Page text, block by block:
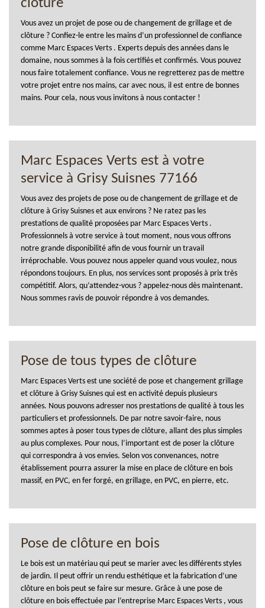
clôture
Vous avez un projet de pose ou de changement de grillage et de
clôture ? Confiez-le entre les mains d’un professionnel de confiance
comme Marc Espaces Verts . Experts depuis des années dans le
domaine, nous sommes à la fois certifiés et confirmés. Vous pouvez
nous faire totalement confiance. Vous ne regretterez pas de mettre
votre projet entre nos mains, car avec nous, il est entre de bonnes
mains. Pour cela, nous vous invitons à nous contacter !
Marc Espaces Verts est à votre
service à Grisy Suisnes 77166
Vous avez des projets de pose ou de changement de grillage et de
clôture à Grisy Suisnes et aux environs ? Ne ratez pas les
prestations de qualité proposées par Marc Espaces Verts .
Professionnels à votre service à tout moment, nous vous offrons
notre grande disponibilité afin de vous fournir un travail
irréprochable. Vous pouvez nous appeler quand vous voulez, nous
répondons toujours. En plus, nos services sont proposés à prix très
compétitif. Alors, qu’attendez-vous ? appelez-nous dès maintenant.
Nous sommes ravis de pouvoir répondre à vos demandes.
Pose de tous types de clôture
Marc Espaces Verts est une société de pose et changement grillage
et clôture à Grisy Suisnes qui est en activité depuis plusieurs
années. Nous pouvons adresser nos prestations de qualité à tous les
particuliers et professionnels. De par notre savoir-faire, nous
sommes aptes à poser tous types de clôture, allant des plus simples
au plus complexes. Pour nous, l’important est de poser la clôture
qui correspondra à vos envies. Selon vos convenances, notre
établissement pourra assurer la mise en place de clôture en bois
massif, en PVC, en fer forgé, en grillage, en PVC, en pierre, etc.
Pose de clôture en bois
Le bois est un matériau qui peut se marier avec les différents styles
de jardin. Il peut offrir un rendu esthétique et la fabrication d’une
clôture en bois peut se faire sur mesure. Grâce à une pose de
clôture en bois effectuée par l’entreprise Marc Espaces Verts , vous